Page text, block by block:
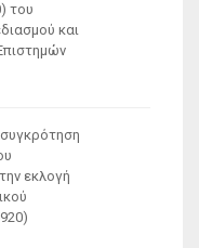
του
και
εκλογή